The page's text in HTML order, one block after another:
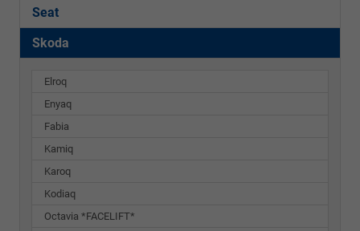
Seat
Skoda
Elroq
Enyaq
Fabia
Kamiq
Karoq
Kodiaq
Octavia *FACELIFT*